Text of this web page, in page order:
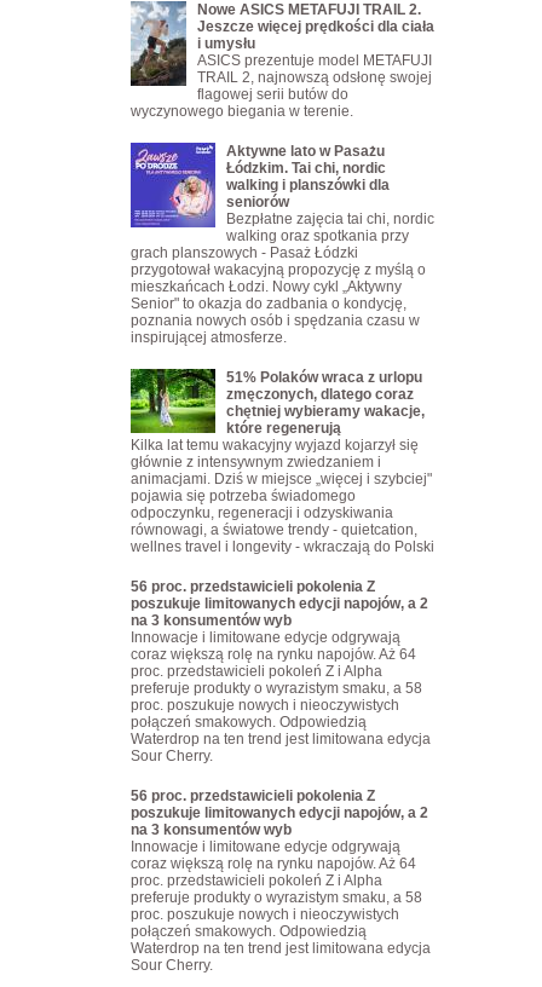
Nowe ASICS METAFUJI TRAIL 2.
Jeszcze więcej prędkości dla ciała
i umysłu
ASICS prezentuje model METAFUJI
TRAIL 2, najnowszą odsłonę swojej
flagowej serii butów do
wyczynowego biegania w terenie.
Aktywne lato w Pasażu
Łódzkim. Tai chi, nordic
walking i planszówki dla
seniorów
Bezpłatne zajęcia tai chi, nordic
walking oraz spotkania przy
grach planszowych - Pasaż Łódzki
przygotował wakacyjną propozycję z myślą o
mieszkańcach Łodzi. Nowy cykl „Aktywny
Senior" to okazja do zadbania o kondycję,
poznania nowych osób i spędzania czasu w
inspirującej atmosferze.
51% Polaków wraca z urlopu
zmęczonych, dlatego coraz
chętniej wybieramy wakacje,
które regenerują
Kilka lat temu wakacyjny wyjazd kojarzył się
głównie z intensywnym zwiedzaniem i
animacjami. Dziś w miejsce „więcej i szybciej"
pojawia się potrzeba świadomego
odpoczynku, regeneracji i odzyskiwania
równowagi, a światowe trendy - quietcation,
wellnes travel i longevity - wkraczają do Polski
56 proc. przedstawicieli pokolenia Z
poszukuje limitowanych edycji napojów, a 2
na 3 konsumentów wyb
Innowacje i limitowane edycje odgrywają
coraz większą rolę na rynku napojów. Aż 64
proc. przedstawicieli pokoleń Z i Alpha
preferuje produkty o wyrazistym smaku, a 58
proc. poszukuje nowych i nieoczywistych
połączeń smakowych. Odpowiedzią
Waterdrop na ten trend jest limitowana edycja
Sour Cherry.
56 proc. przedstawicieli pokolenia Z
poszukuje limitowanych edycji napojów, a 2
na 3 konsumentów wyb
Innowacje i limitowane edycje odgrywają
coraz większą rolę na rynku napojów. Aż 64
proc. przedstawicieli pokoleń Z i Alpha
preferuje produkty o wyrazistym smaku, a 58
proc. poszukuje nowych i nieoczywistych
połączeń smakowych. Odpowiedzią
Waterdrop na ten trend jest limitowana edycja
Sour Cherry.